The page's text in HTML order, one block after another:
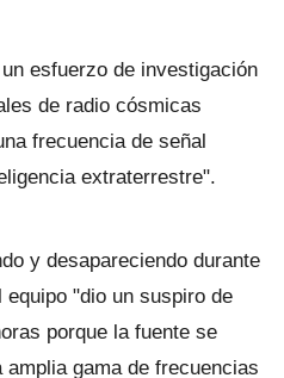
esfuerzo de investigación
de radio cósmicas
frecuencia de señal
extraterrestre".
y desapareciendo durante
"dio un suspiro de
porque la fuente se
gama de frecuencias